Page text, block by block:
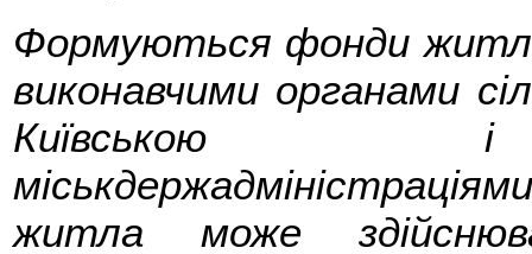
Формуються фонди
виконавчими органами
Київською і
житла може